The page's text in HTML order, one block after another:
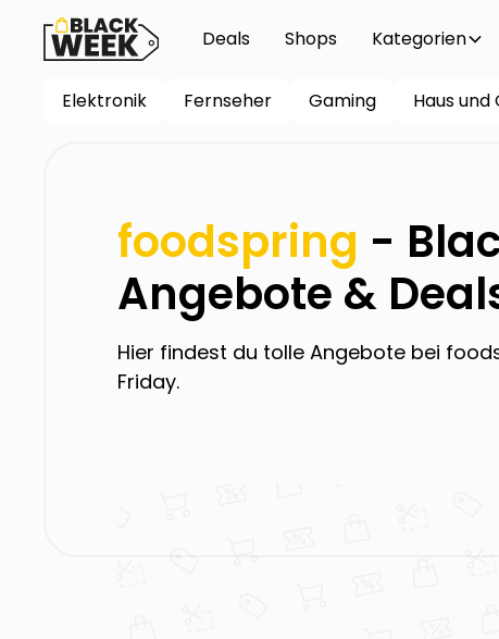
Deals Shops Kategorien
Elektronik Fernseher Gaming Haus
foodspring -
Angebote &
Hier findest du tolle Angebote bei
Friday.